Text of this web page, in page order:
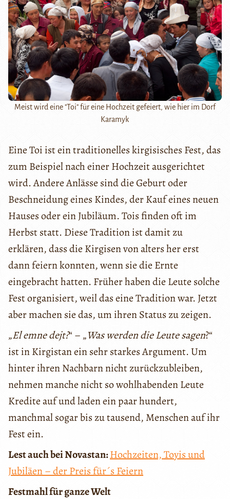
Meist wird eine "Toi" für eine Hochzeit gefeiert, wie hier im Dorf
Karamyk
Eine Toi ist ein traditionelles kirgisisches Fest, das
zum Beispiel nach einer Hochzeit ausgerichtet
wird. Andere Anlässe sind die Geburt oder
Beschneidung eines Kindes, der Kauf eines neuen
Hauses oder ein Jubiläum. Tois finden oft im
Herbst statt. Diese Tradition ist damit zu
erklären, dass die Kirgisen von alters her erst
dann feiern konnten, wenn sie die Ernte
eingebracht hatten. Früher haben die Leute solche
Fest organisiert, weil das eine Tradition war. Jetzt
aber machen sie das, um ihren Status zu zeigen.
„El emne dejt?“ – „Was werden die Leute sagen?“
ist in Kirgistan ein sehr starkes Argument. Um
hinter ihren Nachbarn nicht zurückzubleiben,
nehmen manche nicht so wohlhabenden Leute
Kredite auf und laden ein paar hundert,
manchmal sogar bis zu tausend, Menschen auf ihr
Fest ein.
Lest auch bei Novastan:Hochzeiten, Toyis und
Jubiläen – der Preis für´s Feiern
Festmahl für ganze Welt